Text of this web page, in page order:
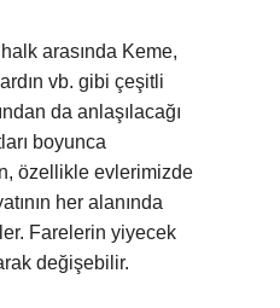
arasında Keme,
vb. gibi çeşitli
da anlaşılacağı
boyunca
özellikle evlerimizde
her alanında
Farelerin yiyecek
değişebilir.